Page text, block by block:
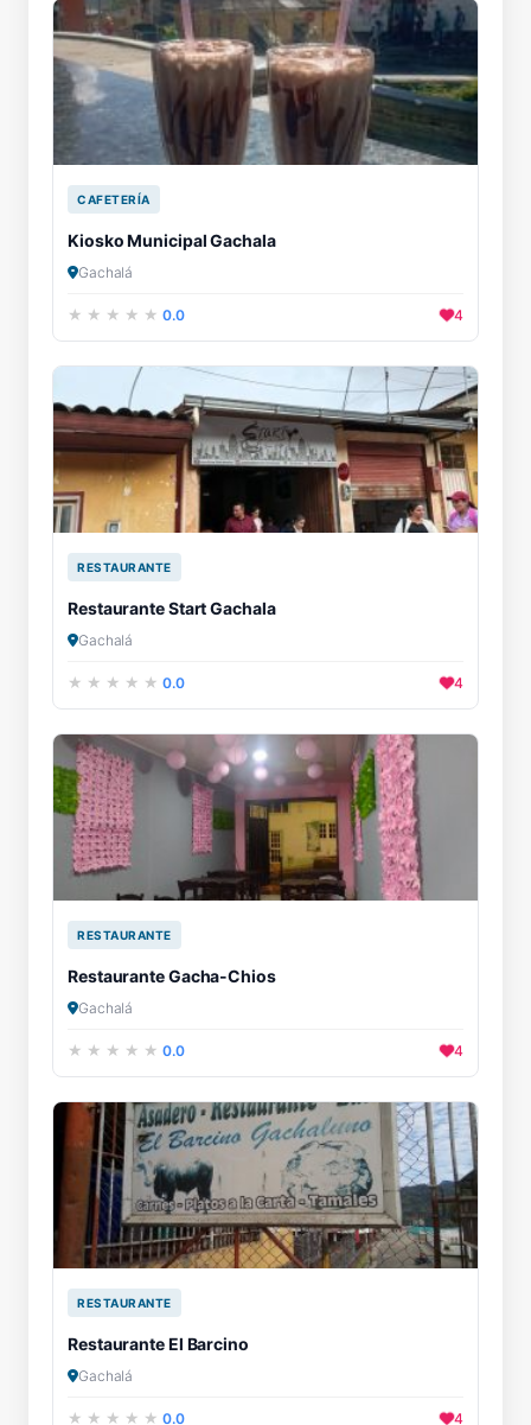
CAFETERÍA
Kiosko Municipal Gachala
Gachalá
0.0 4
RESTAURANTE
Restaurante Start Gachala
Gachalá
0.0 4
RESTAURANTE
Restaurante Gacha-Chios
Gachalá
0.0 4
RESTAURANTE
Restaurante El Barcino
Gachalá
0.0 4